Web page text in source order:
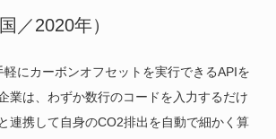
／2020年）
にカーボンオフセットを実行できるAPIを
業は、わずか数行のコードを入力するだけ
連携して自身のCO2排出を自動で細かく算